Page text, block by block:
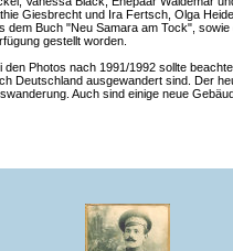
Giesbrecht und Ira Fertsch, Olga
dem Buch "Neu Samara am Tock",
gestellt worden.
den Photos nach 1991/1992 sollte
Deutschland ausgewandert sind. Der
Auch sind einige neue